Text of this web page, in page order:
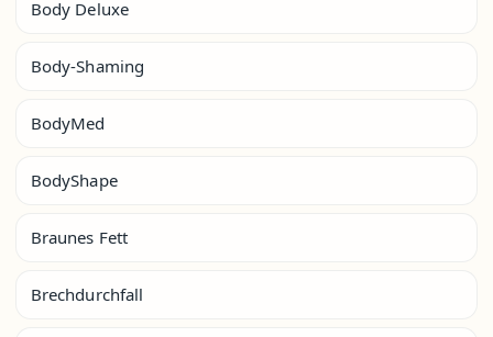
Body Deluxe
Body-Shaming
BodyMed
BodyShape
Braunes Fett
Brechdurchfall